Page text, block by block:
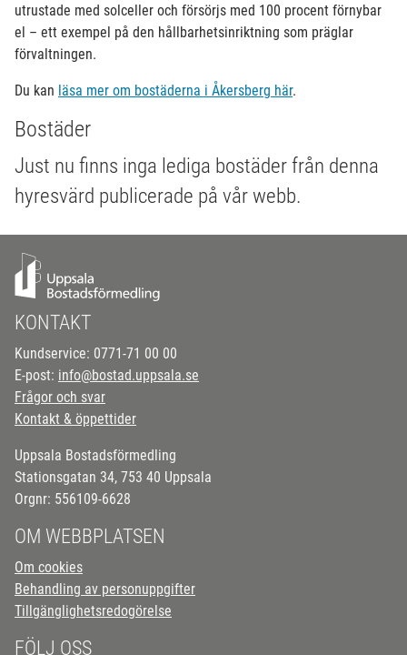
utrustade med solceller och försörjs med 100 procent förnybar
el – ett exempel på den hållbarhetsinriktning som präglar
förvaltningen.
Du kan läsa mer om bostäderna i Åkersberg här.
Bostäder
Just nu finns inga lediga bostäder från denna
hyresvärd publicerade på vår webb.
KONTAKT
Kundservice: 0771-71 00 00
E-post: info@bostad.uppsala.se
Frågor och svar
Kontakt & öppettider
Uppsala Bostadsförmedling
Stationsgatan 34, 753 40 Uppsala
Orgnr: 556109-6628
OM WEBBPLATSEN
Om cookies
Behandling av personuppgifter
Tillgänglighetsredogörelse
FÖLJ OSS